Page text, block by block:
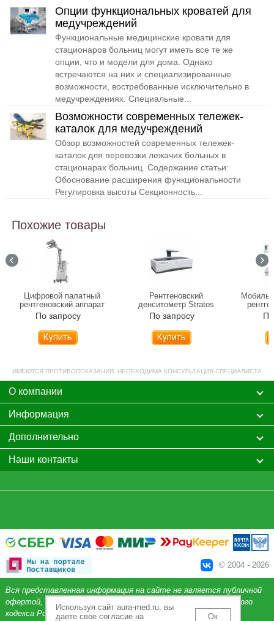
Опции функциональных кроватей для
медучреждений
Функциональные медицинские кровати для
стационаров больниц могут иметь все те же
опции, что и модели для дома. Однако
встречаются на них и специализированные
возможности, востребованные исключительно в
медучреждениях. Специальные...
Возможности современных тележек-
каталок для медучреждений
Обзор возможностей современных тележек-
каталок для перевозки лежачих больных в
стационарах больниц. Содержание статьи:
Обоснование расширения функциональности
Регулировка высоты Секционность...
Похожие товары
Цифровой палатный
рентгеновский аппарат
DIXION Remodix 9507
По запросу
Купить
Рентгеновский
денситометр Stratos
По запросу
Купить
ИМЕЮТСЯ ПРОТИВОПОКАЗАНИЯ. НЕОБХОДИМА КОНСУЛЬТАЦИЯ СПЕЦИАЛИСТА
О компании
Информация
Дополнительно
Наши контакты
© 2004 - 2026
Вся представленная информация на сайте не является публичной
офертой, определяемой положениями Статьи 437 Гражданского
кодекса Российской Федерации.
Используя сайт aura-med.ru, вы
даете свое согласие на
Ок